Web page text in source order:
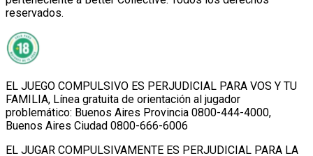
reservados.
EL JUEGO COMPULSIVO ES PERJUDICIAL PARA VOS Y TU
FAMILIA, Línea gratuita de orientación al jugador
problemático: Buenos Aires Provincia 0800-444-4000,
Buenos Aires Ciudad 0800-666-6006
EL JUGAR COMPULSIVAMENTE ES PERJUDICIAL PARA LA